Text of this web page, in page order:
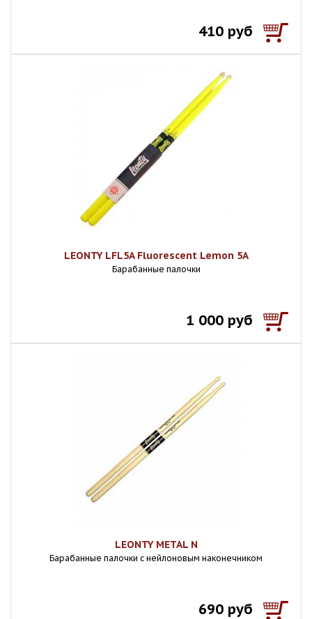
410 руб
LEONTY LFL5A Fluorescent Lemon 5А
Барабанные палочки
1 000 руб
LEONTY METAL N
Барабанные палочки с нейлоновым наконечником
690 руб